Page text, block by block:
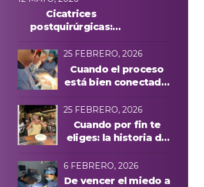
Cicatrices
postquirúrgicas:
protocolos láser
25 FEBRERO, 2026
Cuando el proceso
está bien conectado,
25 FEBRERO, 2026
Cuando por fin te
eliges: la historia de
experiencia cuidada
de principio a fin
6 FEBRERO, 2026
De vencer el miedo a